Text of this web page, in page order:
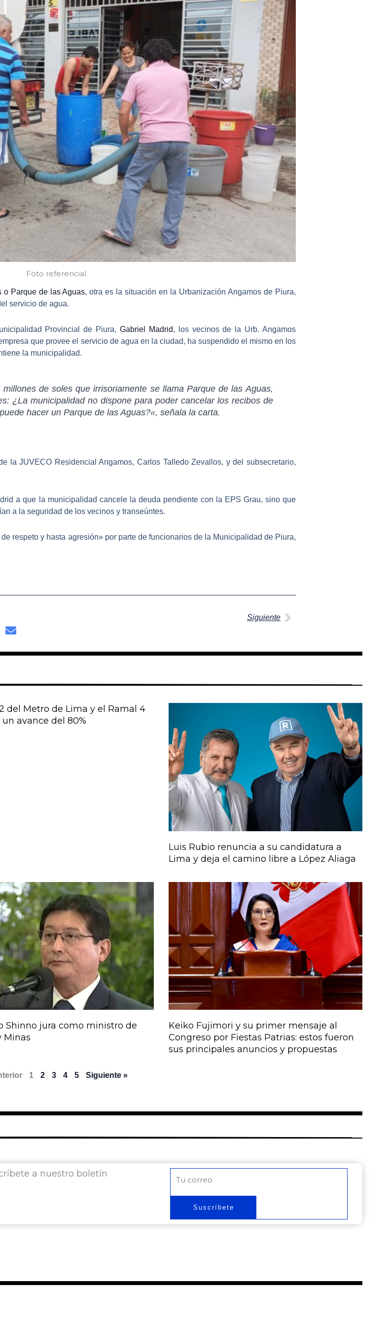
Foto referencial.
o Parque de las Aguas, otra es la situación en la Urbanización Angamos de Piura,
servicio de agua.
Provincial de Piura, Gabriel Madrid, los vecinos de la Urb. Angamos
que provee el servicio de agua en la ciudad, ha suspendido el mismo en los
la municipalidad.
de soles que irrisoriamente se llama Parque de las Aguas,
¿La municipalidad no dispone para poder cancelar los recibos de
hacer un Parque de las Aguas?«, señala la carta.
la JUVECO Residencial Angamos, Carlos Talledo Zevallos, y del subsecretario,
a que la municipalidad cancele la deuda pendiente con la EPS Grau, sino que
a la seguridad de los vecinos y transeúntes.
respeto y hasta agresión» por parte de funcionarios de la Municipalidad de Piura,
Siguiente
del Metro de Lima y el Ramal 4
avance del 80%
Luis Rubio renuncia a su candidatura a
Lima y deja el camino libre a López Aliaga
Shinno jura como ministro de
Minas
Keiko Fujimori y su primer mensaje al
Congreso por Fiestas Patrias: estos fueron
sus principales anuncios y propuestas
1 2 3 4 5 Siguiente »
a nuestro boletín
Suscríbete